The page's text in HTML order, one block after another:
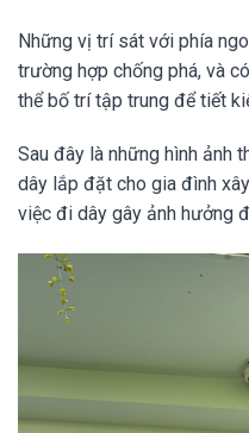
Những vị trí sát với phía
trường hợp chống phá, và
thể bố trí tập trung để tiết
Sau đây là những hình ảnh
dây lắp đặt cho gia đình
việc đi dây gây ảnh hưởng